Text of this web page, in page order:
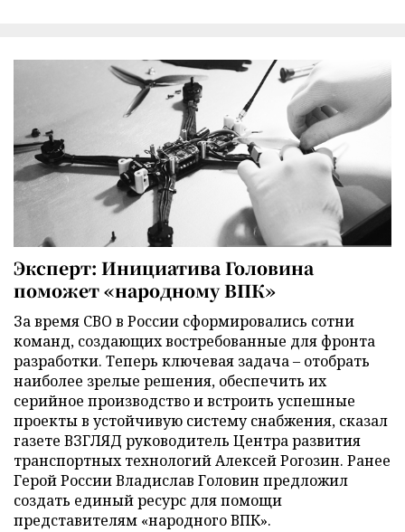
Эксперт: Инициатива Головина
поможет «народному ВПК»
За время СВО в России сформировались сотни
команд, создающих востребованные для фронта
разработки. Теперь ключевая задача – отобрать
наиболее зрелые решения, обеспечить их
серийное производство и встроить успешные
проекты в устойчивую систему снабжения, сказал
газете ВЗГЛЯД руководитель Центра развития
транспортных технологий Алексей Рогозин. Ранее
Герой России Владислав Головин предложил
создать единый ресурс для помощи
представителям «народного ВПК».